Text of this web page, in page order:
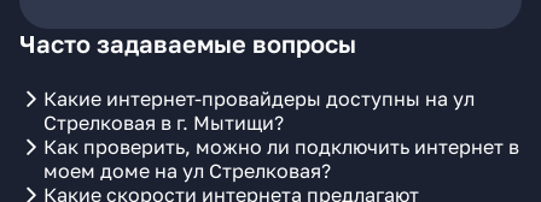
Часто задаваемые вопросы
Какие интернет-провайдеры доступны на ул
Стрелковая в г. Мытищи?
Как проверить, можно ли подключить интернет в
моем доме на ул Стрелковая?
Какие скорости интернета предлагают